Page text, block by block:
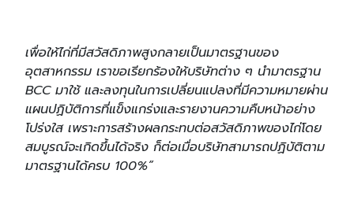
เพื่อให้ไก่ที่มีสวัสดิภาพสูงกลายเป็นมาตรฐานของ
อุตสาหกรรม เราขอเรียกร้องให้บริษัทต่าง ๆ นำมาตรฐาน
BCC มาใช้ และลงทุนในการเปลี่ยนแปลงที่มีความหมายผ่าน
แผนปฏิบัติการที่แข็งแกร่งและรายงานความคืบหน้าอย่าง
โปร่งใส เพราะการสร้างผลกระทบต่อสวัสดิภาพของไก่โดย
สมบูรณ์จะเกิดขึ้นได้จริง ก็ต่อเมื่อบริษัทสามารถปฏิบัติตาม
มาตรฐานได้ครบ 100%”